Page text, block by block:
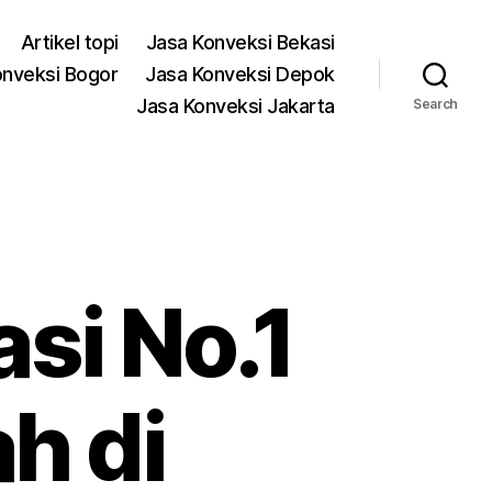
Artikel topi
Jasa Konveksi Bekasi
Bogor
Jasa Konveksi Depok
Jasa Konveksi Jakarta
Search
No.1
di